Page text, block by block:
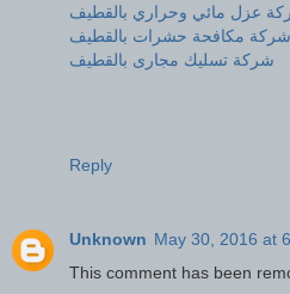
عزل مائي وحراري بالقطيف
شركة مكافحة حشرات بالقطيف
شركة تسليك مجارى بالقطيف
Reply
Unknown May 30, 2016 at
This comment has been